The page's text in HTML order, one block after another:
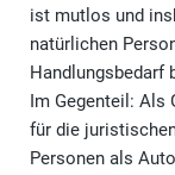
ist mutlos und
natürlichen
Handlungsbedarf
Im Gegenteil: Als
für die
Personen als